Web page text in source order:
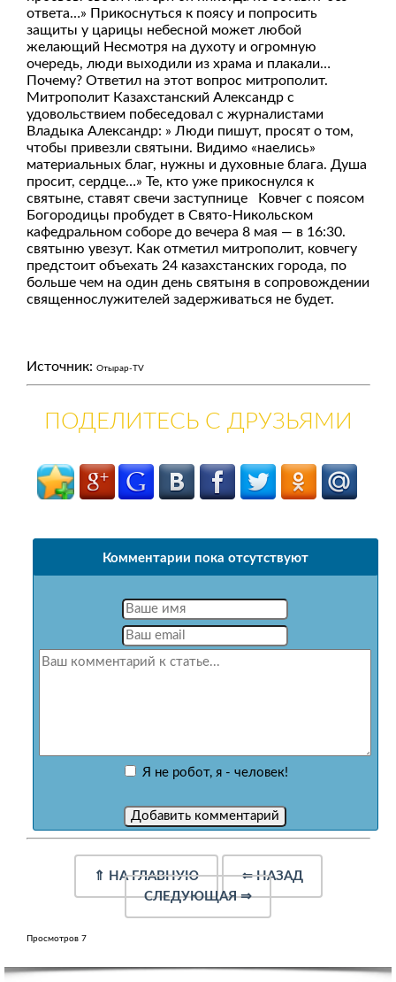
ответа…» Прикоснуться к поясу и попросить
защиты у царицы небесной может любой
желающий Несмотря на духоту и огромную
очередь, люди выходили из храма и плакали…
Почему? Ответил на этот вопрос митрополит.
Митрополит Казахстанский Александр с
удовольствием побеседовал с журналистами
Владыка Александр: » Люди пишут, просят о том,
чтобы привезли святыни. Видимо «наелись»
материальных благ, нужны и духовные блага. Душа
просит, сердце…» Те, кто уже прикоснулся к
святыне, ставят свечи заступнице Ковчег с поясом
Богородицы пробудет в Свято-Никольском
кафедральном соборе до вечера 8 мая — в 16:30.
святыню увезут. Как отметил митрополит, ковчегу
предстоит объехать 24 казахстанских города, по
больше чем на один день святыня в сопровождении
священнослужителей задерживаться не будет.
Источник: Отырар-TV
ПОДЕЛИТЕСЬ С ДРУЗЬЯМИ
Комментарии пока отсутствуют
Я не робот, я - человек!
⇑ НА ГЛАВНУЮ ⇐НАЗАД
СЛЕДУЮЩАЯ⇒
Просмотров 7